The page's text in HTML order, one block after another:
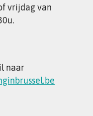
vrijdag van
naar